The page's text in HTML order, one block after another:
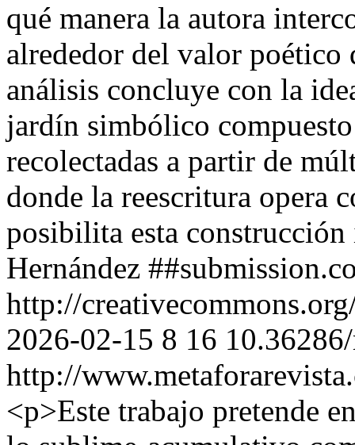
qué manera la autora
alrededor del valor poético
análisis concluye con la
jardín simbólico
recolectadas a partir de
donde la reescritura opera
posibilita esta
Hernández
http://
2026-02-15 8 16
http://
<p>Este trabajo pretende